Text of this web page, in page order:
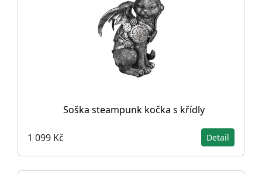
Soška steampunk kočka s křídly
1 099 Kč Detail